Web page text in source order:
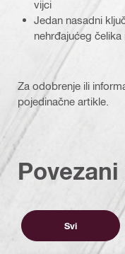
vijci
Jedan nasadni
nehrđajućeg
Za odobrenje ili
pojedinačne artikle.
Svi